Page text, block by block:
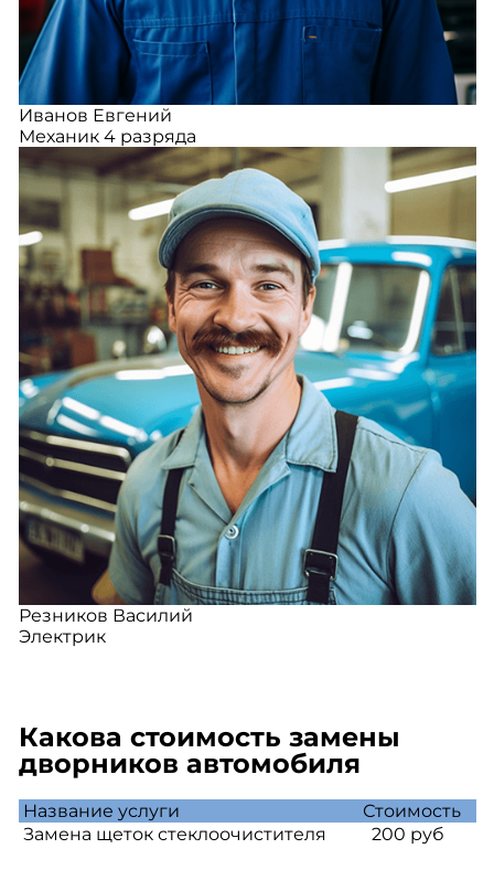
Иванов Евгений
Механик 4 разряда
Резников Василий
Электрик
Какова стоимость замены
дворников автомобиля
Название услуги
Стоимость
Замена щеток стеклоочистителя
200 руб